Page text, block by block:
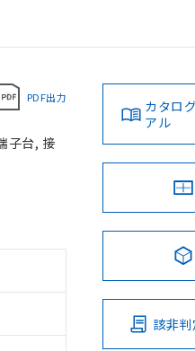
PDF出力
子台, 接
カタロ
アル
該非